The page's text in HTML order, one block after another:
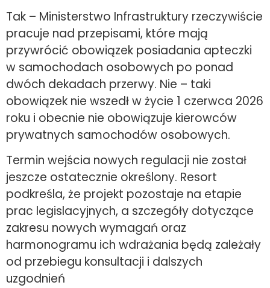
Tak – Ministerstwo Infrastruktury rzeczywiście
pracuje nad przepisami, które mają
przywrócić obowiązek posiadania apteczki
w samochodach osobowych po ponad
dwóch dekadach przerwy. Nie – taki
obowiązek nie wszedł w życie 1 czerwca 2026
roku i obecnie nie obowiązuje kierowców
prywatnych samochodów osobowych.
Termin wejścia nowych regulacji nie został
jeszcze ostatecznie określony. Resort
podkreśla, że projekt pozostaje na etapie
prac legislacyjnych, a szczegóły dotyczące
zakresu nowych wymagań oraz
harmonogramu ich wdrażania będą zależały
od przebiegu konsultacji i dalszych
uzgodnień